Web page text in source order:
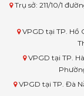
Trụ sở: 211/10/1
VPGD tại TP. Hồ
VPGD tại TP.
VPGD tại TP. Đà